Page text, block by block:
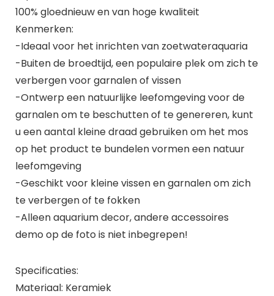
100% gloednieuw en van hoge kwaliteit
Kenmerken:
-Ideaal voor het inrichten van zoetwateraquaria
-Buiten de broedtijd, een populaire plek om zich te
verbergen voor garnalen of vissen
-Ontwerp een natuurlijke leefomgeving voor de
garnalen om te beschutten of te genereren, kunt
u een aantal kleine draad gebruiken om het mos
op het product te bundelen vormen een natuur
leefomgeving
-Geschikt voor kleine vissen en garnalen om zich
te verbergen of te fokken
-Alleen aquarium decor, andere accessoires
demo op de foto is niet inbegrepen!
Specificaties:
Materiaal: Keramiek